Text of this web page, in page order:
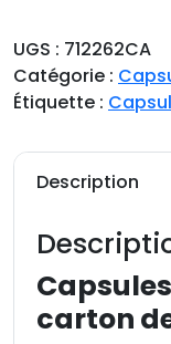
n
t
i
UGS : 712262CA
Catégorie :
Étiquette :
Description
carton